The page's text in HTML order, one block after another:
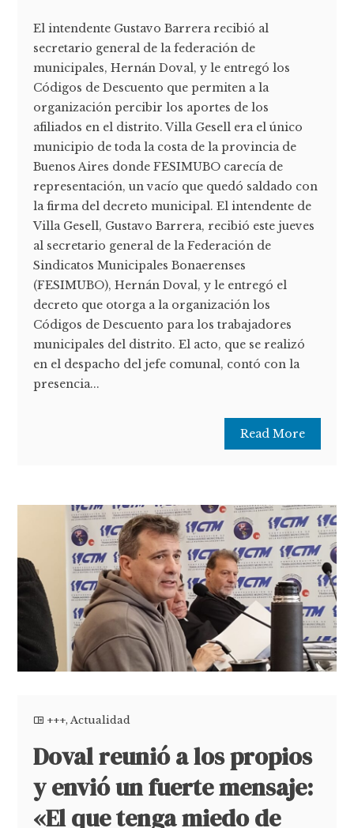
El intendente Gustavo Barrera recibió al
secretario general de la federación de
municipales, Hernán Doval, y le entregó los
Códigos de Descuento que permiten a la
organización percibir los aportes de los
afiliados en el distrito. Villa Gesell era el único
municipio de toda la costa de la provincia de
Buenos Aires donde FESIMUBO carecía de
representación, un vacío que quedó saldado con
la firma del decreto municipal. El intendente de
Villa Gesell, Gustavo Barrera, recibió este jueves
al secretario general de la Federación de
Sindicatos Municipales Bonaerenses
(FESIMUBO), Hernán Doval, y le entregó el
decreto que otorga a la organización los
Códigos de Descuento para los trabajadores
municipales del distrito. El acto, que se realizó
en el despacho del jefe comunal, contó con la
presencia...
Read More
+++,Actualidad
Doval reunió a los propios
y envió un fuerte mensaje:
«El que tenga miedo de